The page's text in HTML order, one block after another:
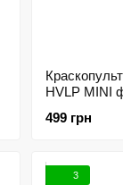
HVLP MINI
499 грн
3